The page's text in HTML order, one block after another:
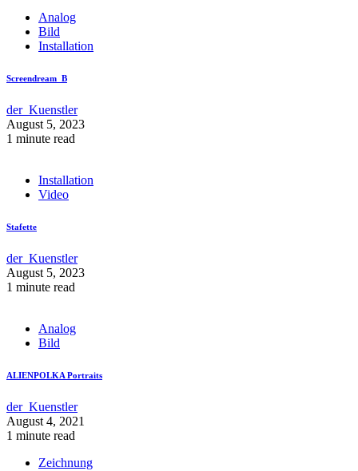
Analog
Bild
Installation
Screendream_B
der_Kuenstler
August 5, 2023
1 minute read
Installation
Video
Stafette
der_Kuenstler
August 5, 2023
1 minute read
Analog
Bild
ALIENPOLKA Portraits
der_Kuenstler
August 4, 2021
1 minute read
Zeichnung